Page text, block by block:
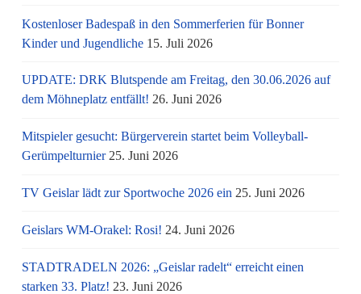
Kostenloser Badespaß in den Sommerferien für Bonner
Kinder und Jugendliche 15. Juli 2026
UPDATE: DRK Blutspende am Freitag, den 30.06.2026 auf
dem Möhneplatz entfällt! 26. Juni 2026
Mitspieler gesucht: Bürgerverein startet beim Volleyball-
Gerümpelturnier 25. Juni 2026
TV Geislar lädt zur Sportwoche 2026 ein 25. Juni 2026
Geislars WM-Orakel: Rosi! 24. Juni 2026
STADTRADELN 2026: „Geislar radelt“ erreicht einen
starken 33. Platz! 23. Juni 2026